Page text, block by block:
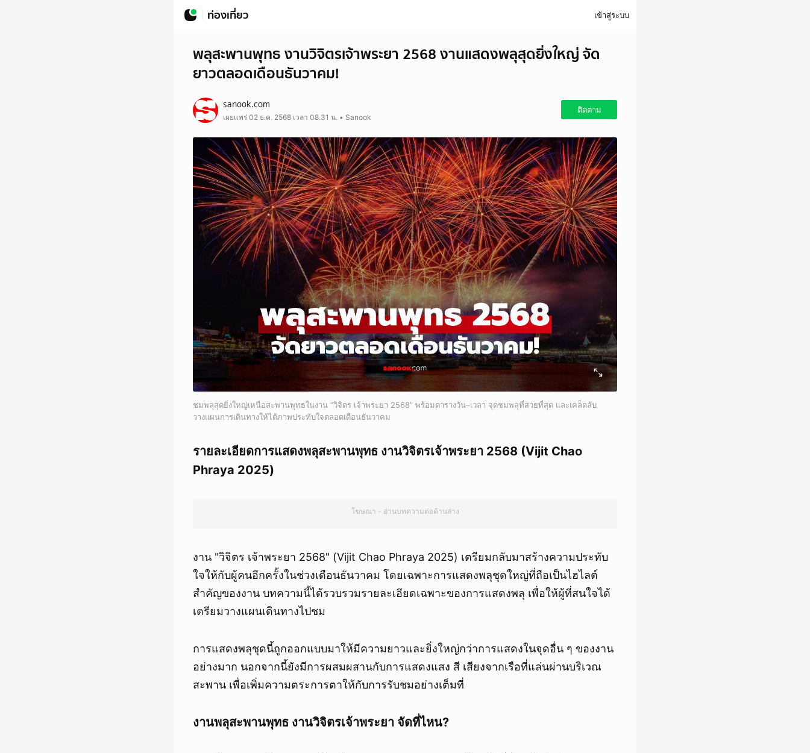
ท่องเที่ยว เข้าสู่ระบบ
พลุสะพานพุทธ งานวิจิตรเจ้าพระยา 2568 งานแสดงพลุสุดยิ่งใหญ่ จัด
ยาวตลอดเดือนธันวาคม!
sanook.com
เผยแพร่ 02 ธ.ค. 2568 เวลา 08.31 น. • Sanook
ติดตาม
ชมพลุสุดยิ่งใหญ่เหนือสะพานพุทธในงาน “วิจิตร เจ้าพระยา 2568” พร้อมตารางวัน–เวลา จุดชมพลุที่สวยที่สุด และเคล็ดลับ
วางแผนการเดินทางให้ได้ภาพประทับใจตลอดเดือนธันวาคม
รายละเอียดการแสดงพลุสะพานพุทธ งานวิจิตรเจ้าพระยา 2568 (Vijit Chao
Phraya 2025)
โฆษณา - อ่านบทความต่อด้านล่าง
งาน "วิจิตร เจ้าพระยา 2568" (Vijit Chao Phraya 2025) เตรียมกลับมาสร้างความประทับ
ใจให้กับผู้คนอีกครั้งในช่วงเดือนธันวาคม โดยเฉพาะการแสดงพลุชุดใหญ่ที่ถือเป็นไฮไลต์
สำคัญของงาน บทความนี้ได้รวบรวมรายละเอียดเฉพาะของการแสดงพลุ เพื่อให้ผู้ที่สนใจได้
เตรียมวางแผนเดินทางไปชม
การแสดงพลุชุดนี้ถูกออกแบบมาให้มีความยาวและยิ่งใหญ่กว่าการแสดงในจุดอื่น ๆ ของงาน
อย่างมาก นอกจากนี้ยังมีการผสมผสานกับการแสดงแสง สี เสียงจากเรือที่แล่นผ่านบริเวณ
สะพาน เพื่อเพิ่มความตระการตาให้กับการรับชมอย่างเต็มที่
งานพลุสะพานพุทธ งานวิจิตรเจ้าพระยา จัดที่ไหน?